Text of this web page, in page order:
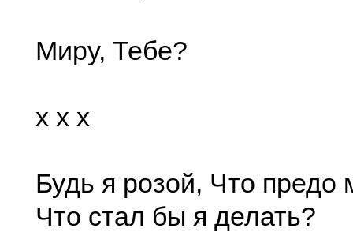
Миру, Тебе?
x x x
Будь я розой, Что предо
Что стал бы я делать?